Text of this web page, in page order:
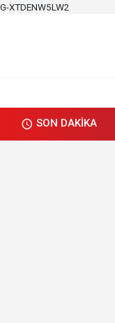
G-XTDENW5LW2
SON DAKİKA